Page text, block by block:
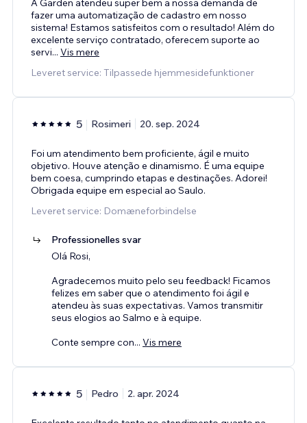
A Garden atendeu super bem a nossa demanda de
fazer uma automatização de cadastro em nosso
sistema! Estamos satisfeitos com o resultado! Além do
excelente serviço contratado, oferecem suporte ao
servi... Vis mere
Leveret service: Tilpassede hjemmesidefunktioner
5 Rosimeri 20. sep. 2024
Foi um atendimento bem proficiente, ágil e muito
objetivo. Houve atenção e dinamismo. É uma equipe
bem coesa, cumprindo etapas e destinações. Adorei!
Obrigada equipe em especial ao Saulo.
Leveret service: Domæneforbindelse
Professionelles svar
Olá Rosi,
Agradecemos muito pelo seu feedback! Ficamos
felizes em saber que o atendimento foi ágil e
atendeu às suas expectativas. Vamos transmitir
seus elogios ao Salmo e à equipe.
Conte sempre con... Vis mere
5 Pedro 2. apr. 2024